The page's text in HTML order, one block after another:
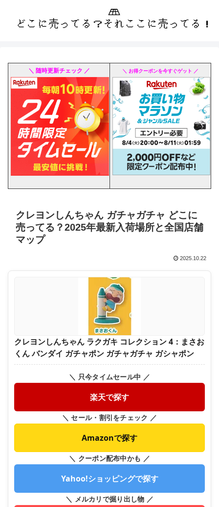
＼ 随時更新チェック ／ ＼ お得クーポンを今すぐゲット ／
クレヨンしんちゃん ガチャガチャ どこに
売ってる？2025年最新入荷場所と全国店舗
マップ
2025.10.22
クレヨンしんちゃん ラクガキ コレクション 4：まさお
くん バンダイ ガチャポン ガチャガチャ ガシャポン
＼ 只今タイムセール中 ／
楽天で探す
＼ セール・割引をチェック ／
Amazonで探す
＼ クーポン配布中かも ／
Yahoo!ショッピングで探す
＼ メルカリで掘り出し物 ／